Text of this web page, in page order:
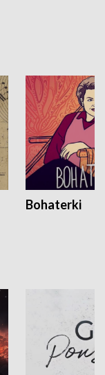
Bohaterki